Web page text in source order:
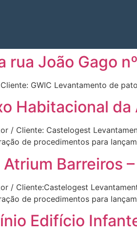
rua João Gago
GWIC Levantamento de
Habitacional da
/ Cliente: Castelogest
de procedimentos para
Barreiros
/ Cliente:Castelogest
de procedimentos para
Edifício